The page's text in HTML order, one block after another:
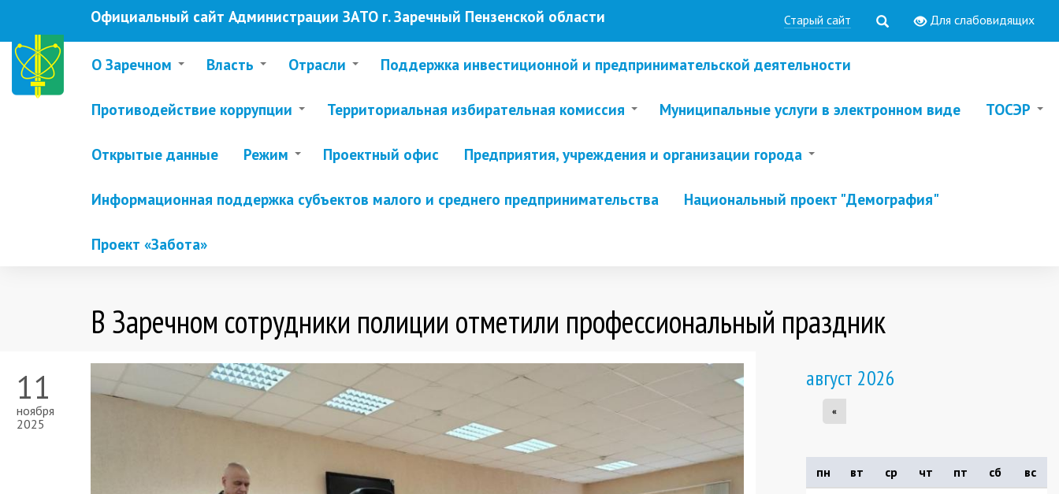
основному
содержанию
Официальный сайт Администрации ЗАТО г. Заречный Пензенской области Старый сайт Для слабовидящих
О Заречном Власть Отрасли Поддержка инвестиционной и предпринимательской деятельности
Противодействие коррупции Территориальная избирательная комиссия Муниципальные услуги в электронном виде ТОСЭР
Открытые данные Режим Проектный офис Предприятия, учреждения и организации города
Информационная поддержка субъектов малого и среднего предпринимательства Национальный проект "Демография"
Проект «Забота»
В Заречном сотрудники полиции отметили профессиональный праздник
11
ноября
2025
август 2026
«
пн вт ср чт пт сб
вс